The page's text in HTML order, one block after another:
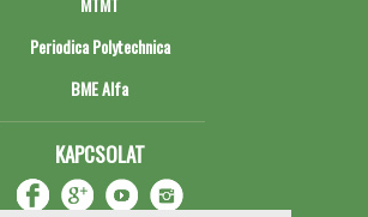
Periodica Polytechnica
BME Alfa
KAPCSOLAT